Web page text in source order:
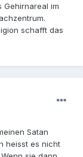
im
schafft das
Satan
heisst es nicht